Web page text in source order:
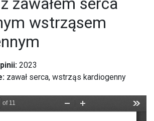
wstrząsem
2023
zawał serca, wstrząs kardiogenny